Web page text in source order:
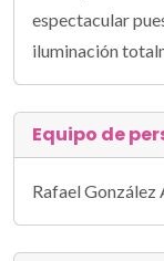
espectacular
iluminación
Equipo de
Rafael González